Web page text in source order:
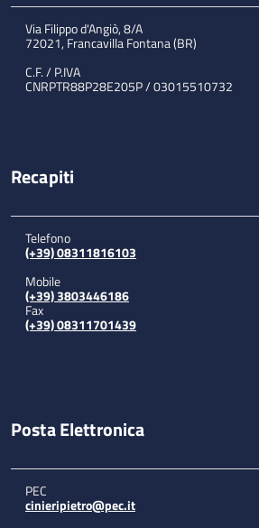
Via Filippo d'Angiò, 8/A
72021, Francavilla Fontana (BR)
C.F. / P.IVA
CNRPTR88P28E205P / 03015510732
Recapiti
Telefono
(+39) 08311816103
Mobile
(+39) 3803446186
Fax
(+39) 08311701439
Posta Elettronica
PEC
cinieripietro@pec.it